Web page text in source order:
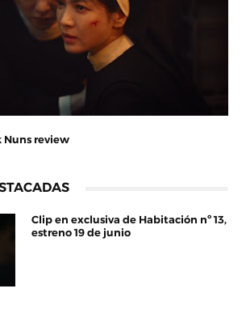
Nuns review
Clip en exclusiva de Habitación nº 13,
estreno 19 de junio